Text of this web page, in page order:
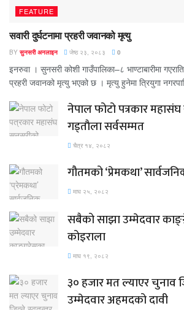
FEATURE
सवारी दुर्घटनामा प्रहरी जवानको मृत्यु
BY सुनसरी अनलाइन जेष्ठ २३, २०८३ 0
इनरुवा । सुनसरी कोशी गाउँपालिका–८ भाण्टाबारीमा
प्रहरी जवानको मृत्यु भएको छ । मृत्यु हुनेमा त्रियुगा
नेपाल फोटो पत्रकार
गड्ताैला सर्वसम्मत
चैत्र १४, २०८२
गौतमको ‘प्रेमकथा’
माघ २५, २०८२
सबैको साझा उम्मेदवार
कोइराला
माघ १९, २०८२
३० हजार मत ल्याएर चुनाव
उम्मेदवार अहमदको दावी